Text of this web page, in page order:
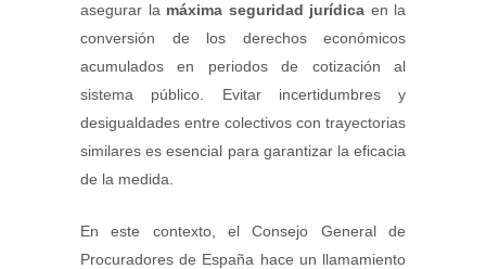
asegurar la máxima seguridad jurídica en la
conversión de los derechos económicos
acumulados en periodos de cotización al
sistema público. Evitar incertidumbres y
desigualdades entre colectivos con trayectorias
similares es esencial para garantizar la eficacia
de la medida.
En este contexto, el Consejo General de
Procuradores de España hace un llamamiento